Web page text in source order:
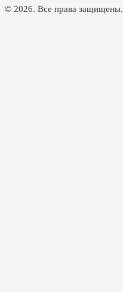
© 2026. Все права защищены.